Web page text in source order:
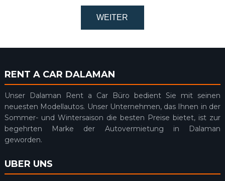
RENT A CAR DALAMAN
Unser Dalaman Rent a Car Büro bedient Sie mit seinen
neuesten Modellautos. Unser Unternehmen, das Ihnen in der
Sommer- und Wintersaison die besten Preise bietet, ist zur
begehrten Marke der Autovermietung in Dalaman
geworden.
UBER UNS